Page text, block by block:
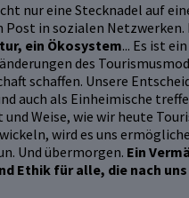
nur eine Stecknadel auf
Post in sozialen Netzwerken.
ein Ökosystem... Es ist
des
schaffen. Unsere
auch als Einheimische
und Weise, wie wir heute
wird es uns
Und übermorgen. Ein
Ethik für alle, die nach